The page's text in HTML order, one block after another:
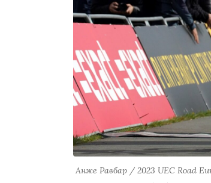
Анже Равбар / 2023 UEC Road